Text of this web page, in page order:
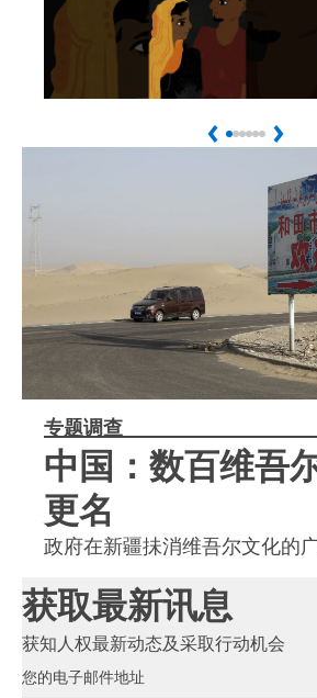
馬來西亞強制遣返緬甸
PreviousNext
专题调查
中国：数百维吾
更名
政府在新疆抺消维吾尔文化的
获取最新讯息
获知人权最新动态及采取行动机会
您的电子邮件地址